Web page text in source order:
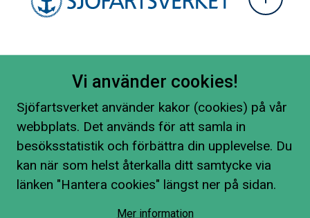
Vi använder cookies!
Sjöfartsverket använder kakor (cookies) på vår
webbplats. Det används för att samla in
besöksstatistik och förbättra din upplevelse. Du
kan när som helst återkalla ditt samtycke via
länken "Hantera cookies" längst ner på sidan.
Mer information